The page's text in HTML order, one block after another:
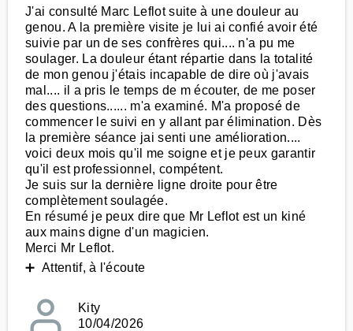
J'ai consulté Marc Leflot suite à une douleur au
genou. A la première visite je lui ai confié avoir été
suivie par un de ses confrères qui.... n'a pu me
soulager. La douleur étant répartie dans la totalité
de mon genou j'étais incapable de dire où j'avais
mal.... il a pris le temps de m écouter, de me poser
des questions...... m'a examiné. M'a proposé de
commencer le suivi en y allant par élimination. Dès
la première séance jai senti une amélioration....
voici deux mois qu'il me soigne et je peux garantir
qu'il est professionnel, compétent.
Je suis sur la dernière ligne droite pour être
complètement soulagée.
En résumé je peux dire que Mr Leflot est un kiné
aux mains digne d'un magicien.
Merci Mr Leflot.
➕ Attentif, à l'écoute
Kity
10/04/2026